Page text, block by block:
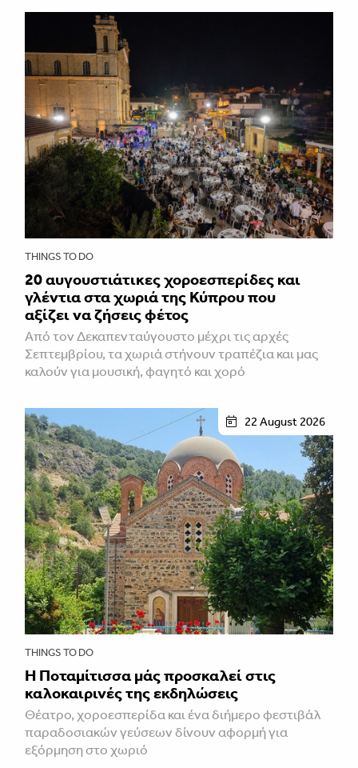
THINGS TO DO
20 αυγουστιάτικες χοροεσπερίδες και
γλέντια στα χωριά της Κύπρου που
αξίζει να ζήσεις φέτος
Από τον Δεκαπενταύγουστο μέχρι τις αρχές
Σεπτεμβρίου, τα χωριά στήνουν τραπέζια και μας
καλούν για μουσική, φαγητό και χορό
22 August 2026
THINGS TO DO
Η Ποταμίτισσα μάς προσκαλεί στις
καλοκαιρινές της εκδηλώσεις
Θέατρο, χοροεσπερίδα και ένα διήμερο φεστιβάλ
παραδοσιακών γεύσεων δίνουν αφορμή για
εξόρμηση στο χωριό